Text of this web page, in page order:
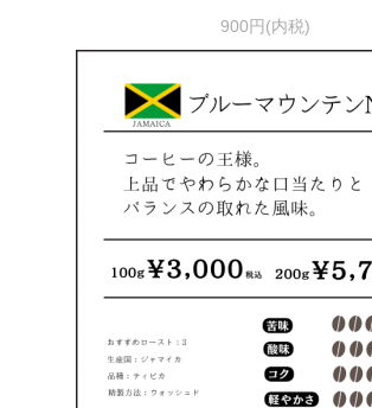
900円(内税)